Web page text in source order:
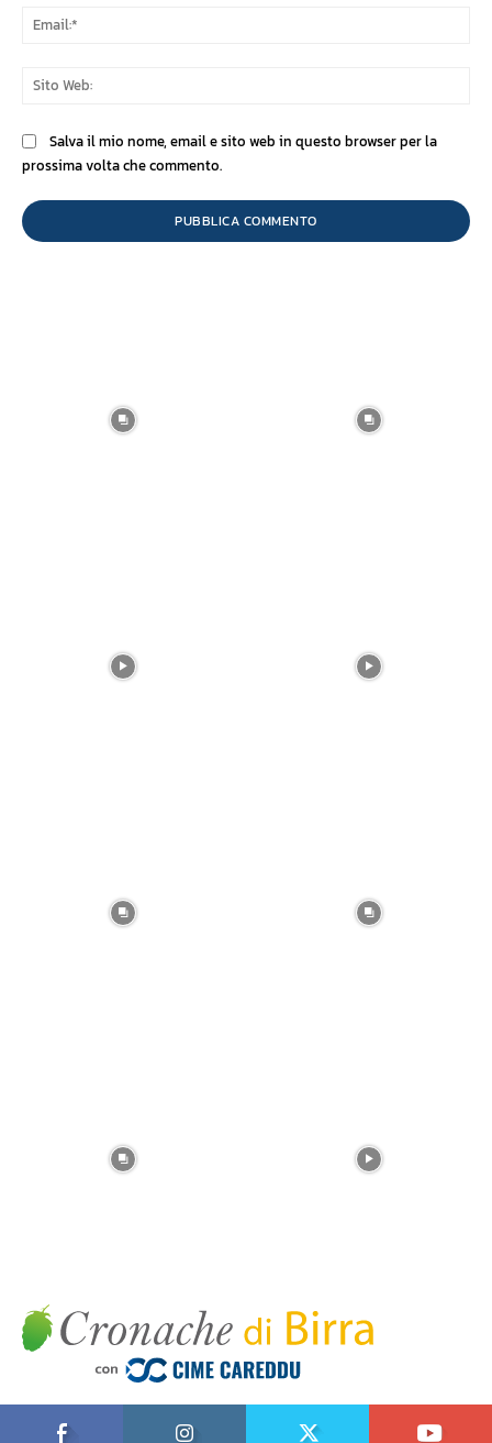
Salva il mio nome, email e sito web in questo browser per la
prossima volta che commento.